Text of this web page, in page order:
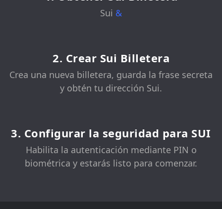
Sui &
2. Crear Sui Billetera
Crea una nueva billetera, guarda la frase secreta
y obtén tu dirección Sui.
3. Configurar la seguridad para SUI
Habilita la autenticación mediante PIN o
biométrica y estarás listo para comenzar.